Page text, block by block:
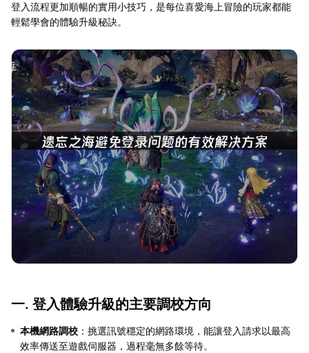
登入流程更加順暢的實用小技巧，是每位喜愛海上冒險的玩家都能
輕鬆學會的體驗升級秘訣。
一. 登入體驗升級的主要調校方向
本機網路調校 ：挑選訊號穩定的網路環境，能讓登入請求以最高
效率傳送至遊戲伺服器，過程毫無多餘等待。